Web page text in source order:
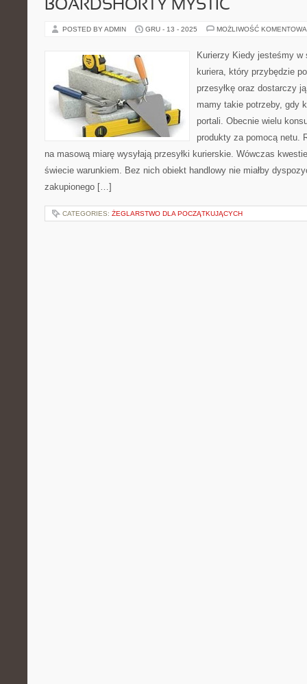
BOARDSHORTY MYSTIC
POSTED BY ADMIN GRU - 13 - 2025 MOŻLIWOŚĆ
Kurierzy Kiedy jesteśmy w
kuriera, który przybędzie
przesyłkę oraz dostarczy
mamy takie potrzeby, gdy
portali. Obecnie wielu
produkty za pomocą netu.
na masową miarę wysyłają przesyłki kurierskie. Wówczas
świecie warunkiem. Bez nich obiekt handlowy nie miałby
zakupionego […]
CATEGORIES: ŻEGLARSTWO DLA POCZĄTKUJĄCYCH